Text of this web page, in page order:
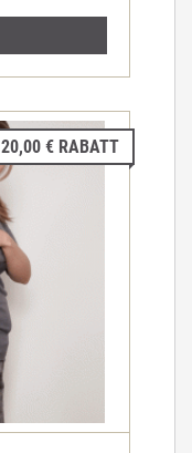
20,00 € RABATT